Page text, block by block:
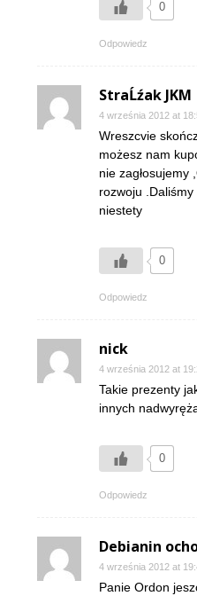
0
Odpowiedz
StraĹźak JKM
4 września 2012 at
Wreszcvie
możesz nam
nie zagłosujemy
rozwoju
niestety
0
Odpowiedz
nick
4 września 2012 at
Takie prezenty
innych
0
Odpowiedz
Debianin
4 września 2012 at
Panie Ordon